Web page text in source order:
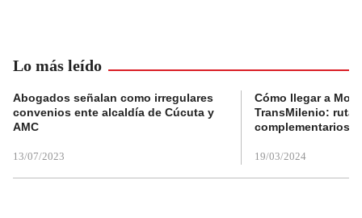
Lo más leído
Abogados señalan como irregulares
convenios ente alcaldía de Cúcuta y
AMC
13/07/2023
Cómo llegar a
TransMilenio:
complementarios
19/03/2024